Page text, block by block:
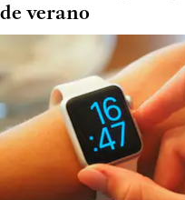
de verano